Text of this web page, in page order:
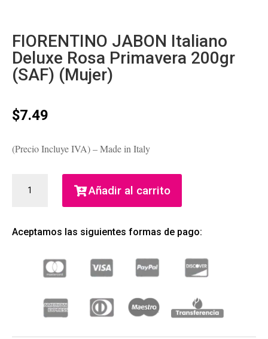
FIORENTINO JABON Italiano
Deluxe Rosa Primavera 200gr
(SAF) (Mujer)
$7.49
(Precio Incluye IVA) – Made in Italy
JABON
ROSA
CANTIDAD
Añadir al carrito
Aceptamos las siguientes formas de pago: